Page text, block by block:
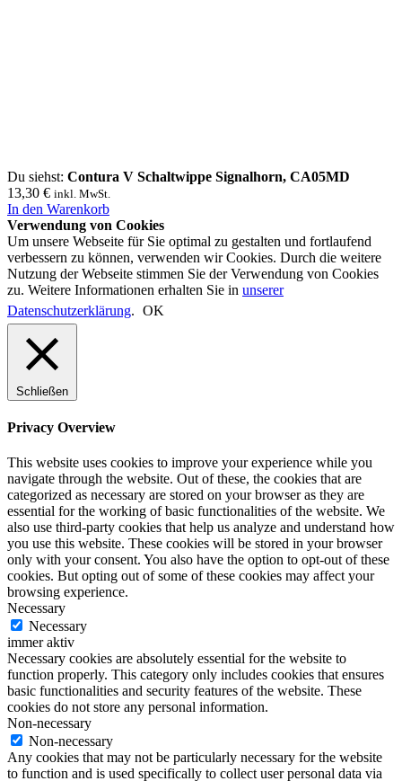
Du siehst: Contura V Schaltwippe Signalhorn, CA05MD
13,30 € inkl. MwSt.
In den Warenkorb
Verwendung von Cookies
Um unsere Webseite für Sie optimal zu gestalten und fortlaufend
verbessern zu können, verwenden wir Cookies. Durch die weitere
Nutzung der Webseite stimmen Sie der Verwendung von Cookies
zu. Weitere Informationen erhalten Sie in unserer
Datenschutzerklärung. OK
Schließen
Privacy Overview
This website uses cookies to improve your experience while you
navigate through the website. Out of these, the cookies that are
categorized as necessary are stored on your browser as they are
essential for the working of basic functionalities of the website. We
also use third-party cookies that help us analyze and understand how
you use this website. These cookies will be stored in your browser
only with your consent. You also have the option to opt-out of these
cookies. But opting out of some of these cookies may affect your
browsing experience.
Necessary
Necessary
immer aktiv
Necessary cookies are absolutely essential for the website to
function properly. This category only includes cookies that ensures
basic functionalities and security features of the website. These
cookies do not store any personal information.
Non-necessary
Non-necessary
Any cookies that may not be particularly necessary for the website
to function and is used specifically to collect user personal data via